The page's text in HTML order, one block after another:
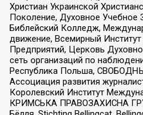
Христиан Украинской
Поколение, Духовное
Библейский Колледж,
движение, Всемирный Институт
Предприятий, Церковь
сеть организаций по
Республика Польша,
Ассоциация развития
Королевский Институт
КРИМСЬКА ПРАВОЗАХИСНА